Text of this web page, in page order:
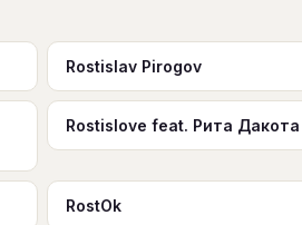
Rostislav Pirogov
Rostislove feat. Рита Дакота
RostOk